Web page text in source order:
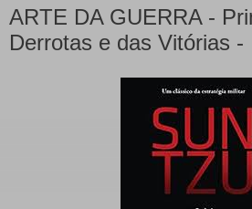
ARTE DA GUERRA -
Derrotas e das Vitórias -